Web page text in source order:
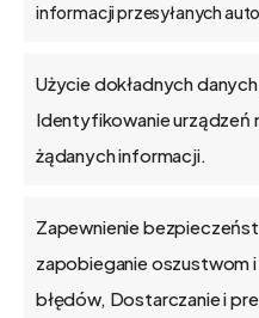
informacji przesyłanych
Użycie dokładnych
Identyfikowanie urządzeń
żądanych informacji.
Zapewnienie
zapobieganie oszustwom i
błędów, Dostarczanie i
Blog
Kontakt
O firmie
Praca